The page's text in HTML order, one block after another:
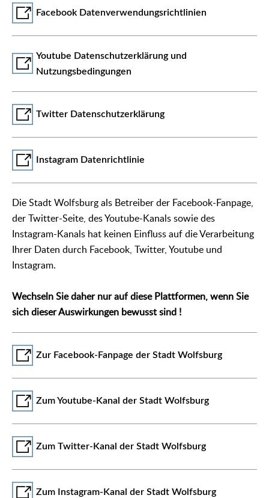
Facebook Datenverwendungsrichtlinien
Youtube Datenschutzerklärung und
Nutzungsbedingungen
Twitter Datenschutzerklärung
Instagram Datenrichtlinie
Die Stadt Wolfsburg als Betreiber der Facebook-Fanpage,
der Twitter-Seite, des Youtube-Kanals sowie des
Instagram-Kanals hat keinen Einfluss auf die Verarbeitung
Ihrer Daten durch Facebook, Twitter, Youtube und
Instagram.
Wechseln Sie daher nur auf diese Plattformen, wenn Sie
sich dieser Auswirkungen bewusst sind !
Zur Facebook-Fanpage der Stadt Wolfsburg
Zum Youtube-Kanal der Stadt Wolfsburg
Zum Twitter-Kanal der Stadt Wolfsburg
Zum Instagram-Kanal der Stadt Wolfsburg